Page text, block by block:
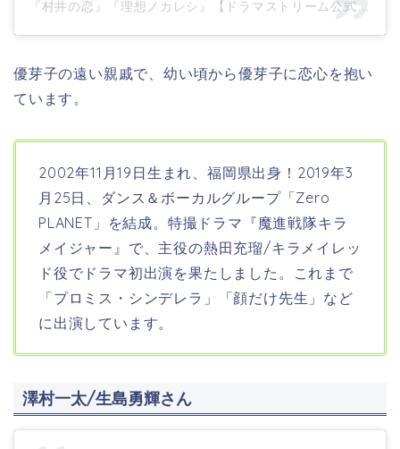
優芽子の遠い親戚で、幼い頃から優芽子に恋心を抱い
ています。
2002年11月19日生まれ、福岡県出身！2019年3
月25日、ダンス＆ボーカルグループ「Zero
PLANET」を結成。特撮ドラマ『魔進戦隊キラ
メイジャー』で、主役の熱田充瑠/キラメイレッ
ド役でドラマ初出演を果たしました。これまで
「プロミス・シンデレラ」「顔だけ先生」など
に出演しています。
澤村一太/生島勇輝さん